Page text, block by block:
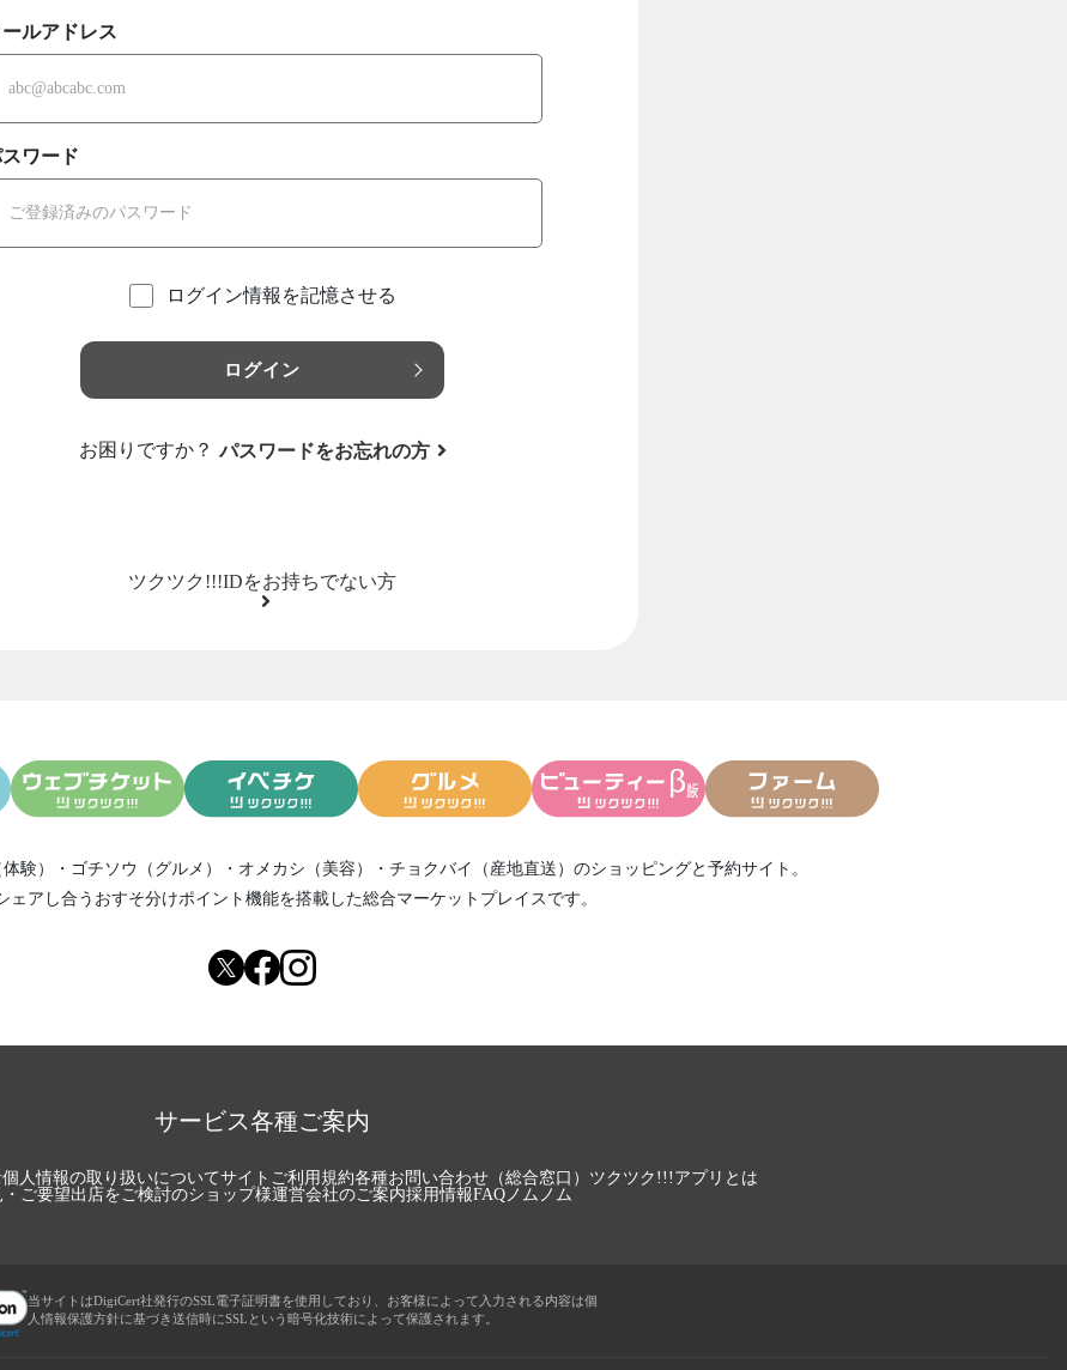
ールアドレス
ワード
ログイン情報を記憶させる
ログイン
お困りですか？ パスワードをお忘れの方
ツクツク!!!IDをお持ちでない方
験） ・ ゴチソウ（グルメ） ・ オメカシ（美容） ・ チョクバイ（産地直送） のショッピングと予約サイト。
ェアし合う おすそ分けポイント機能を搭載した総合マーケットプレイスです。
サービス各種ご案内
個人情報の取り扱いについてサイトご利用規約各種お問い合わせ（総合窓口） ツクツク!!!アプリとは
・ご要望出店をご検討のショップ様運営会社のご案内採用情報FAQノムノム
当サイトはDigiCert社発行のSSL電子証明書を使用しており、お客様によって入力される内容は個
人情報保護方針に基づき送信時にSSLという暗号化技術によって保護されます。